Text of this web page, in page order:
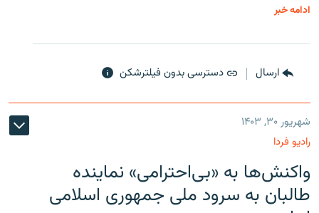
ادامه خبر
ارسال دسترسی بدون فیلترشکن
شهریور ۳۰, ۱۴۰۳
رادیو فردا
واکنش‌ها به «بی‌احترامی» نماینده
طالبان به سرود ملی جمهوری اسلامی